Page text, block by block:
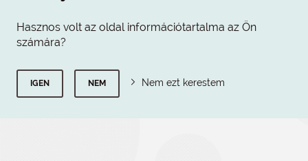
Hasznos volt az oldal információtartalma az Ön
számára?
IGEN NEM Nem ezt kerestem